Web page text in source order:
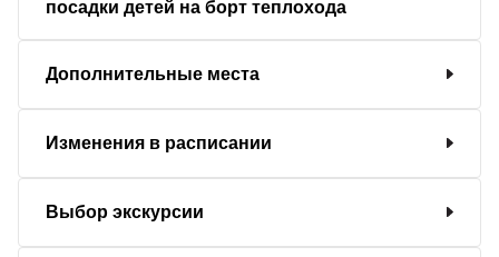
посадки детей на борт теплохода
Дополнительные места
Изменения в расписании
Выбор экскурсии